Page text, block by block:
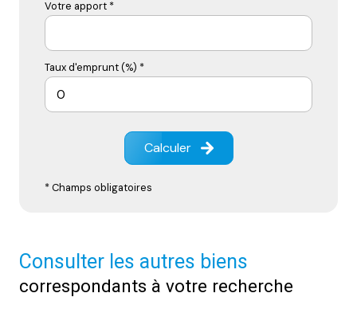
Votre apport *
Taux d'emprunt (%) *
Calculer
* Champs obligatoires
Consulter les autres biens
correspondants à votre recherche